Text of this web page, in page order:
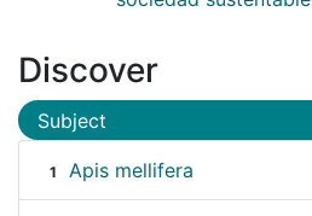
Discover
Subject
1 Apis mellifera